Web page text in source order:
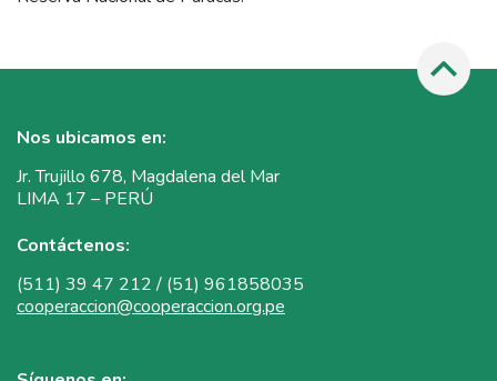
Nos ubicamos en:
Jr. Trujillo 678, Magdalena del Mar
LIMA 17 – PERÚ
Contáctenos:
(511) 39 47 212 / (51) 961858035
cooperaccion@cooperaccion.org.pe